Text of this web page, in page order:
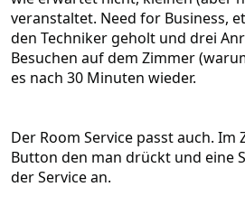
veranstaltet. Need for Business,
den Techniker geholt und drei
Besuchen auf dem Zimmer
es nach 30 Minuten wieder.
Der Room Service passt auch. Im
Button den man drückt und eine
der Service an.